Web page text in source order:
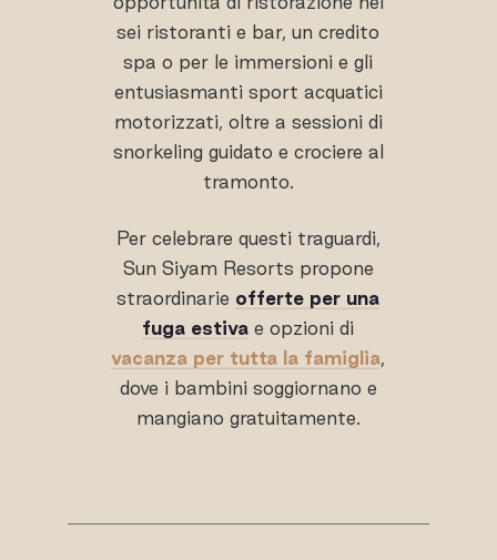
sei ristoranti e bar, un credito
spa o per le immersioni e gli
entusiasmanti sport acquatici
motorizzati, oltre a sessioni di
snorkeling guidato e crociere al
tramonto.
Per celebrare questi traguardi,
Sun Siyam Resorts propone
straordinarie offerte per una
fuga estiva e opzioni di
vacanza per tutta la famiglia,
dove i bambini soggiornano e
mangiano gratuitamente.